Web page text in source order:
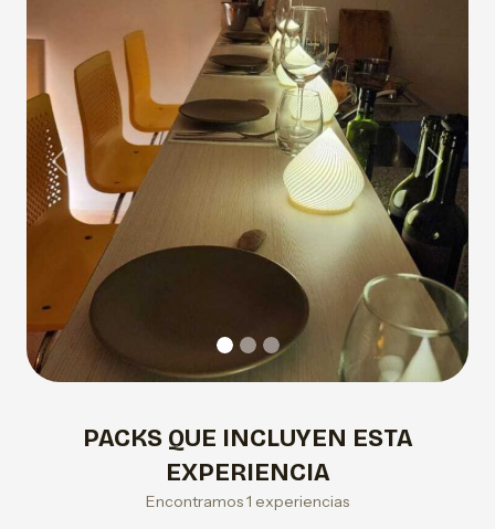
Previous Next
PACKS QUE INCLUYEN ESTA
EXPERIENCIA
Encontramos 1 experiencias